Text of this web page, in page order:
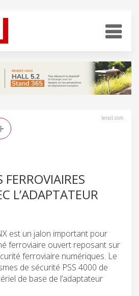
lerail.com
FERROVIAIRES
L’ADAPTATEUR
est un jalon important pour
ferroviaire ouvert reposant sur
ferroviaire numériques. Le
de sécurité PSS 4000 de
de base de l’adaptateur